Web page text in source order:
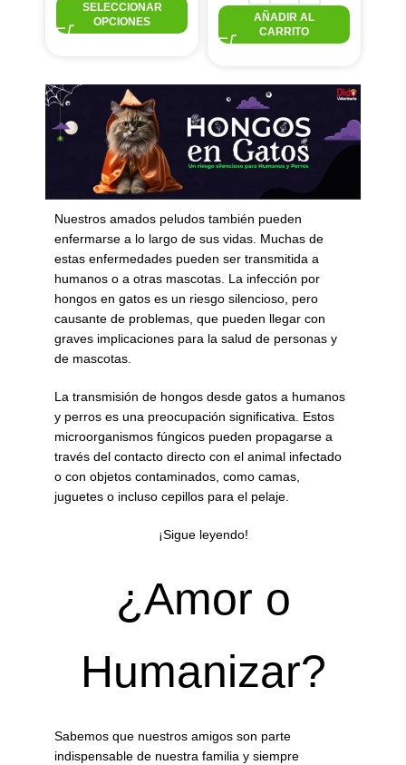
SELECCIONAR
OPCIONES
AÑADIR AL
CARRITO
Nuestros amados peludos también pueden
enfermarse a lo largo de sus vidas. Muchas de
estas enfermedades pueden ser transmitida a
humanos o a otras mascotas. La infección por
hongos en gatos es un riesgo silencioso, pero
causante de problemas, que pueden llegar con
graves implicaciones para la salud de personas y
de mascotas.
La transmisión de hongos desde gatos a humanos
y perros es una preocupación significativa. Estos
microorganismos fúngicos pueden propagarse a
través del contacto directo con el animal infectado
o con objetos contaminados, como camas,
juguetes o incluso cepillos para el pelaje.
¡Sigue leyendo!
¿Amor o
Humanizar?
Sabemos que nuestros amigos son parte
indispensable de nuestra familia y siempre